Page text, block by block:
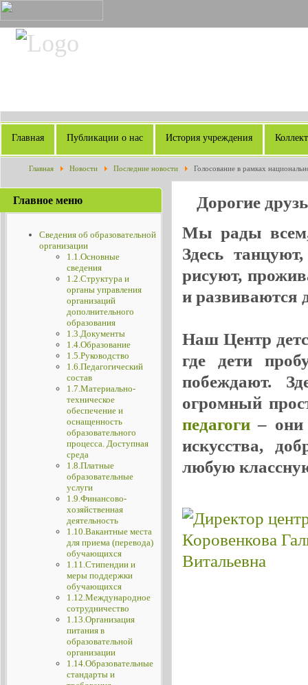
Главная Публикации о нас История учреждения
Главная Новости Последние новости Голосование в рамках
Главное меню
Сведения об образовательной
организации
1.1.Основные
сведения
1.2.Структура и
органы управления
организаций
дополнительного
образования
1.3.Документы
1.4.Образование
1.5.Руководство
1.6.Педагогический
состав
1.7.Материально-
техническое
обеспечение и
оснащенность
образовательного
процесса. Доступная
среда
1.8.Платные
образовательные
услуги
1.9.Финансово-
хозяйственная
деятельность
1.10.Вакантные места
для приема (перевода)
обучающихся
1.11.Стипендии и
меры поддержки
обучающихся
1.12.Международное
сотрудничество
1.13.Организация
питания в
образовательной
организации
1.14.Образовательные
стандарты и
Дорогие
Мы рады всем,
Здесь
рисуют,
и развиваются
Наш Центр
где дети
побеждают.
огромный
педагоги– они
искусства,
любую